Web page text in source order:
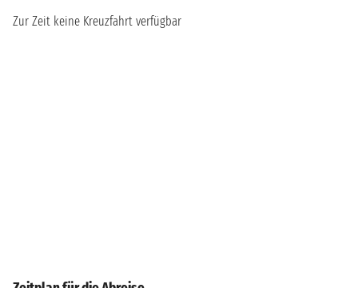
Zur Zeit keine Kreuzfahrt verfügbar